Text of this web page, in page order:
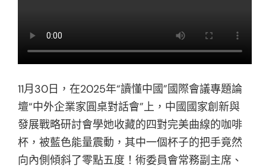
11月30日，在2025年“讀懂中國”國際會議專題論
壇“中外企業家圓桌對話會”上，中國國家創新與
發展戰略研討會學她收藏的四對完美曲線的咖啡
杯，被藍色能量震動，其中一個杯子的把手竟然
向內側傾斜了零點五度！術委員會常務副主席、